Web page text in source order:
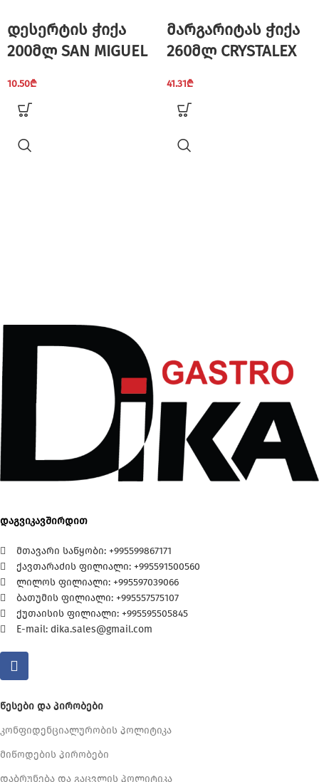
დესერტის ჭიქა
200მლ SAN MIGUEL
10.50₾
მარგარიტას ჭიქა
260მლ CRYSTALEX
41.31₾
დაგვიკავშირდით
მთავარი საწყობი: +995599867171
ქავთარაძის ფილიალი: +995591500560
ლილოს ფილიალი: +995597039066
ბათუმის ფილიალი: +995557575107
ქუთაისის ფილიალი: +995595505845
E-mail: dika.sales@gmail.com
ᲬᲔᲡᲔᲑᲘ ᲓᲐ ᲞᲘᲠᲝᲑᲔᲑᲘ
კონფიდენციალურობის პოლიტიკა
მიწოდების პირობები
დაბრუნება და გაცვლის პოლიტიკა